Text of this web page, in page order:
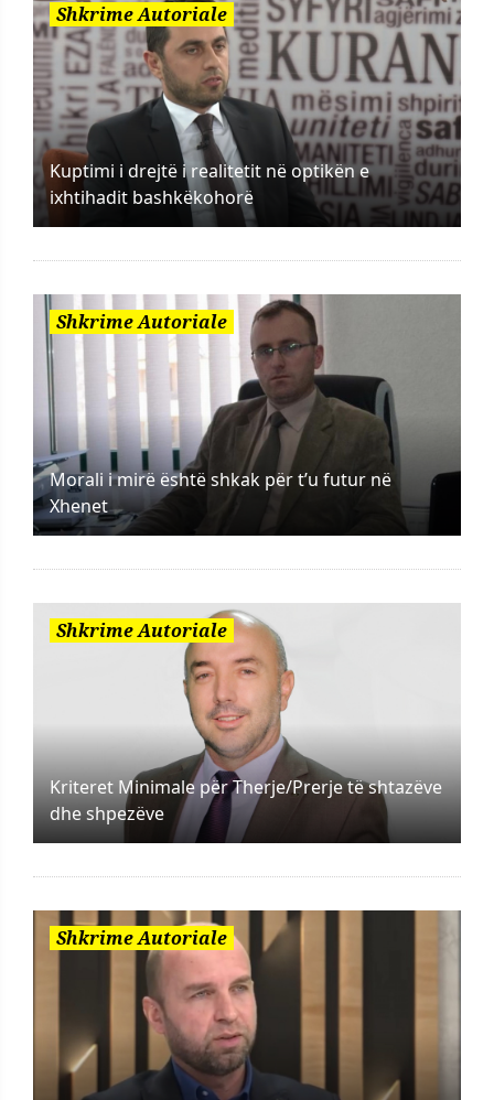
Shkrime Autoriale
Kuptimi i drejtë i realitetit në optikën e
ixhtihadit bashkëkohorë
Shkrime Autoriale
Morali i mirë është shkak për t’u futur në
Xhenet
Shkrime Autoriale
Kriteret Minimale për Therje/Prerje të shtazëve
dhe shpezëve
Shkrime Autoriale